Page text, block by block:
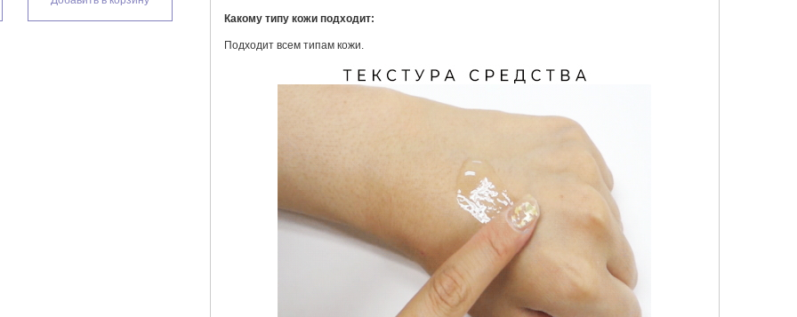
Добавить в корзину
Какому типу кожи подходит:
Подходит всем типам кожи.